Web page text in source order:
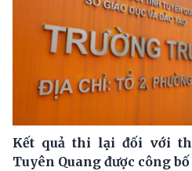
Kết quả thi lại đối với
Tuyên Quang được công